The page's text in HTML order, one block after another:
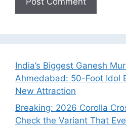
India’s Biggest Ganesh
Ahmedabad: 50-Foot Idol
New Attraction
Breaking: 2026 Corolla
Check the Variant That